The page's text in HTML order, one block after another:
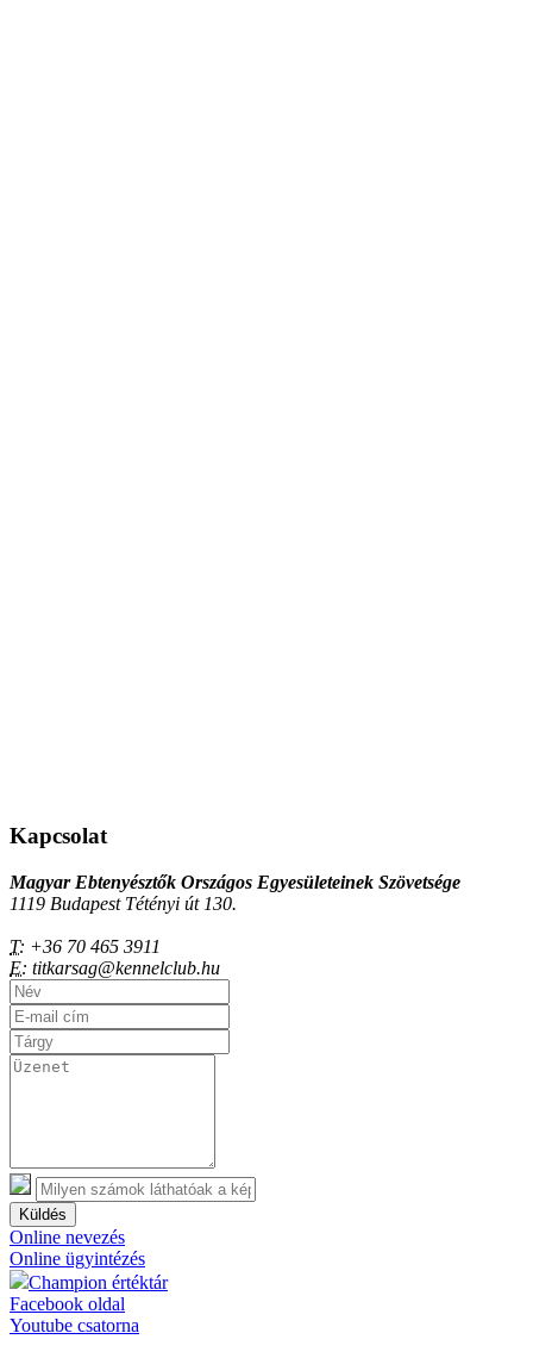
Kapcsolat
Magyar Ebtenyésztők Országos Egyesületeinek Szövetsége
1119 Budapest Tétényi út 130.
T: +36 70 465 3911
E: titkarsag@kennelclub.hu
Küldés
Online nevezés
Online ügyintézés
Champion értéktár
Facebook oldal
Youtube csatorna